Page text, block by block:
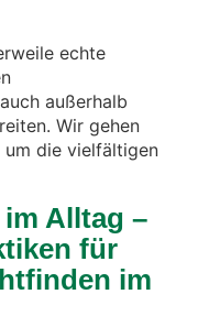
echte
außerhalb
Wir gehen
um die vielfältigen
Alltag –
für
im